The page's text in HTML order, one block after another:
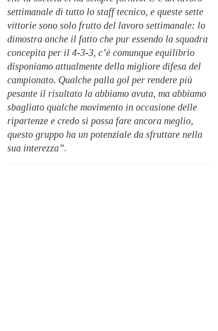
settimanale di tutto lo staff tecnico, e queste sette
vittorie sono solo frutto del lavoro settimanale: lo
dimostra anche il fatto che pur essendo la squadra
concepita per il 4-3-3, c’è comunque equilibrio
disponiamo attualmente della migliore difesa del
campionato. Qualche palla gol per rendere più
pesante il risultato la abbiamo avuta, ma abbiamo
sbagliato qualche movimento in occasione delle
ripartenze e credo si possa fare ancora meglio,
questo gruppo ha un potenziale da sfruttare nella
sua interezza”.